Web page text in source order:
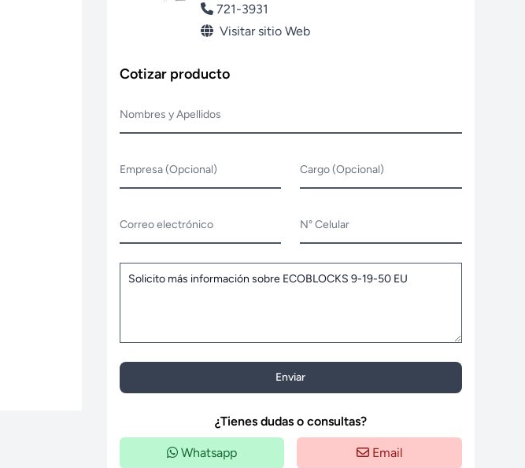
721-3931
Visitar sitio Web
Cotizar producto
Nombres y Apellidos
Empresa (Opcional) Cargo (Opcional)
Correo electrónico N° Celular
Enviar
¿Tienes dudas o consultas?
Whatsapp Email